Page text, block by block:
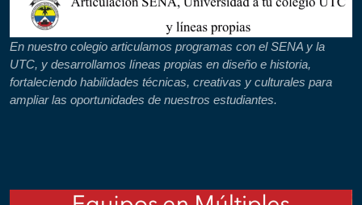
En nuestro colegio articulamos programas con el SENA y la
UTC, y desarrollamos líneas propias en diseño e historia,
fortaleciendo habilidades técnicas, creativas y culturales para
ampliar las oportunidades de nuestros estudiantes.